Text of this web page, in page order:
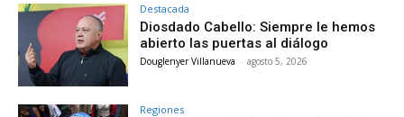
Destacada
Diosdado Cabello: Siempre le hemos
abierto las puertas al diálogo
Douglenyer Villanueva - agosto 5, 2026
Regiones